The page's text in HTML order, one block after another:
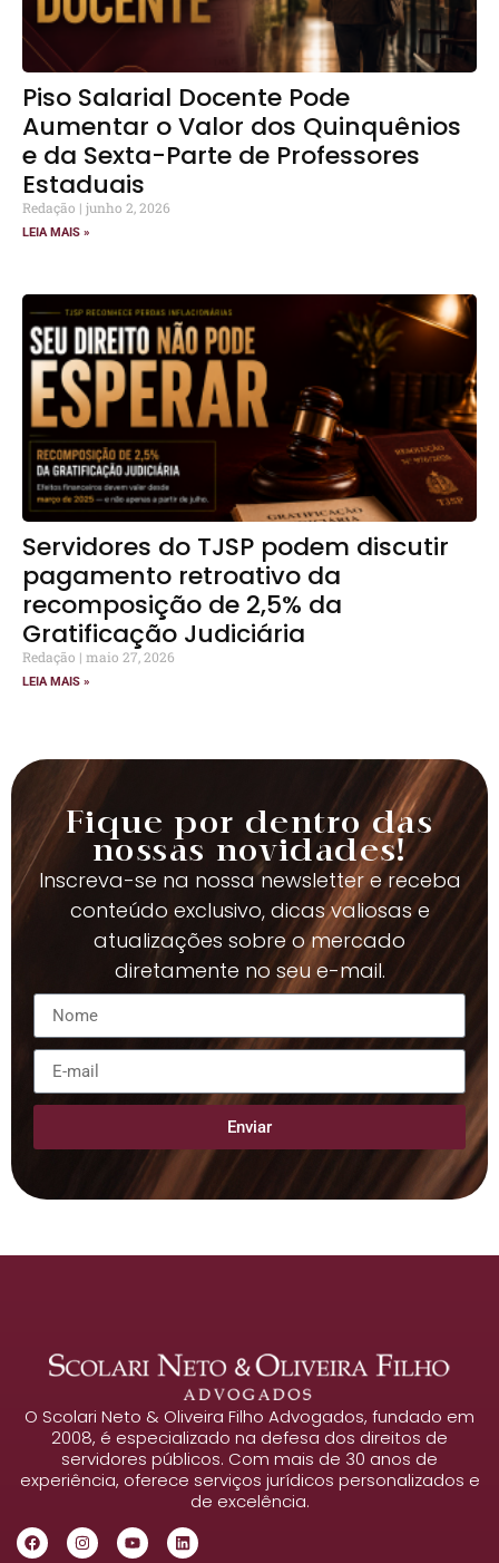
Piso Salarial Docente Pode
Aumentar o Valor dos Quinquênios
e da Sexta-Parte de Professores
Estaduais
Redação junho 2, 2026
LEIA MAIS »
Servidores do TJSP podem discutir
pagamento retroativo da
recomposição de 2,5% da
Gratificação Judiciária
Redação maio 27, 2026
LEIA MAIS »
Fique por dentro das
nossas novidades!
Inscreva-se na nossa newsletter e receba
conteúdo exclusivo, dicas valiosas e
atualizações sobre o mercado
diretamente no seu e-mail.
Enviar
O Scolari Neto & Oliveira Filho Advogados, fundado em
2008, é especializado na defesa dos direitos de
servidores públicos. Com mais de 30 anos de
experiência, oferece serviços jurídicos personalizados e
de excelência.